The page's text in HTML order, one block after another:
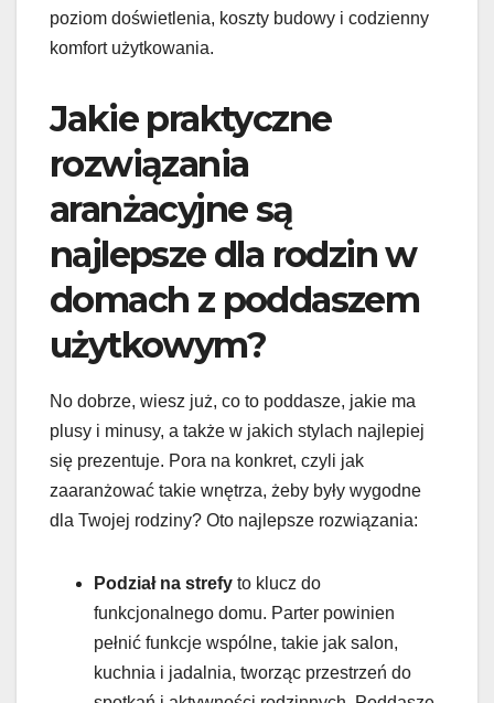
poziom doświetlenia, koszty budowy i codzienny
komfort użytkowania.
Jakie praktyczne
rozwiązania
aranżacyjne są
najlepsze dla rodzin w
domach z poddaszem
użytkowym?
No dobrze, wiesz już, co to poddasze, jakie ma
plusy i minusy, a także w jakich stylach najlepiej
się prezentuje. Pora na konkret, czyli jak
zaaranżować takie wnętrza, żeby były wygodne
dla Twojej rodziny? Oto najlepsze rozwiązania:
Podział na strefy to klucz do
funkcjonalnego domu. Parter powinien
pełnić funkcje wspólne, takie jak salon,
kuchnia i jadalnia, tworząc przestrzeń do